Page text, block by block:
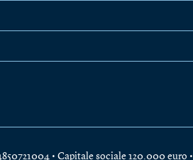
• Capitale sociale 120.000 euro •